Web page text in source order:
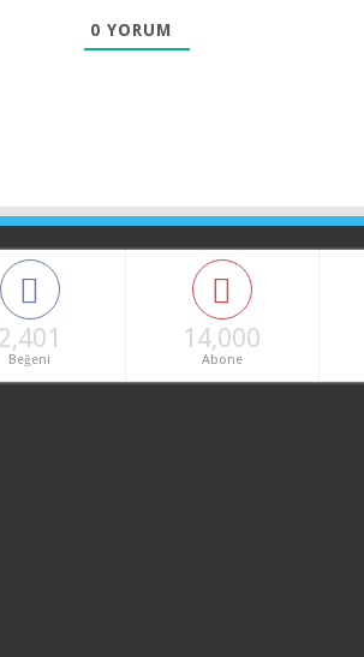
0 YORUM
2,401
Beğeni
14,000
Abone